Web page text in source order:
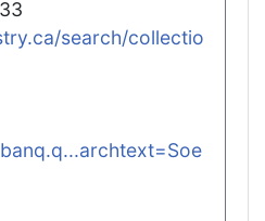
search/collectio